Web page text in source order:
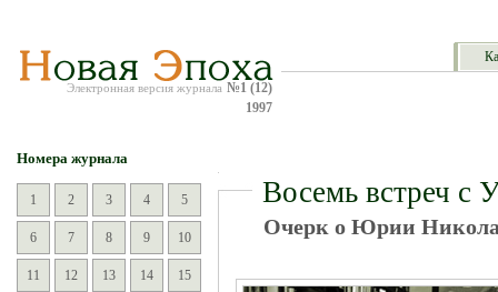
Электронная версия журнала №1 (12)
1997
Номера журнала
1 2 3 4 5
6 7 8 9 10
11 12 13 14 15
Восемь встреч с
Очерк о Юрии